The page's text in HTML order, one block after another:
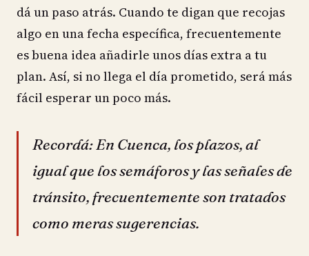
dá un paso atrás. Cuando te digan que recojas
algo en una fecha específica, frecuentemente
es buena idea añadirle unos días extra a tu
plan. Así, si no llega el día prometido, será más
fácil esperar un poco más.
Recordá: En Cuenca, los plazos, al
igual que los semáforos y las señales de
tránsito, frecuentemente son tratados
como meras sugerencias.